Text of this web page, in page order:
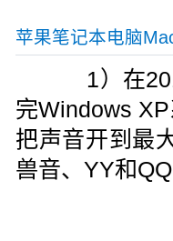
苹果笔记本电脑
1）在
完Windows
把声音开到最
兽音、YY和